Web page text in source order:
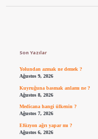
Son Yazılar
Yolundan azmak ne demek ?
Ağustos 9, 2026
Kuyruğuna basmak anlamı ne ?
Ağustos 8, 2026
Medicana hangi ülkenin ?
Ağustos 7, 2026
Efüzyon ağrı yapar mı ?
Ağustos 6, 2026